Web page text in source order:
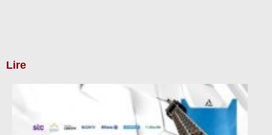
Lire